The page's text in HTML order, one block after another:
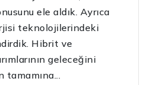
ele aldık. Ayrıca
teknolojilerindeki
Hibrit ve
geleceğini
tamamına...